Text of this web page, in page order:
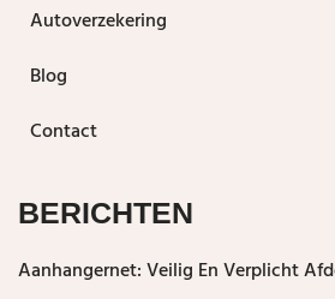
Autoverzekering
Blog
Contact
BERICHTEN
Aanhangernet: Veilig En Verplicht